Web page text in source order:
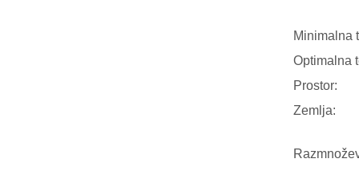
Minimalna
Optimalna
Prostor:
Zemlja: